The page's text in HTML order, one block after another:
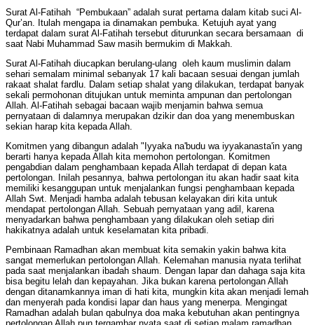
Surat Al-Fatihah “Pembukaan” adalah surat pertama dalam kitab suci Al-
Qur’an. Itulah mengapa ia dinamakan pembuka. Ketujuh ayat yang
terdapat dalam surat Al-Fatihah tersebut diturunkan secara bersamaan di
saat Nabi Muhammad Saw masih bermukim di Makkah.
Surat Al-Fatihah diucapkan berulang-ulang oleh kaum muslimin dalam
sehari semalam minimal sebanyak 17 kali bacaan sesuai dengan jumlah
rakaat shalat fardlu. Dalam setiap shalat yang dilakukan, terdapat banyak
sekali permohonan ditujukan untuk meminta ampunan dan pertolongan
Allah. Al-Fatihah sebagai bacaan wajib menjamin bahwa semua
pernyataan di dalamnya merupakan dzikir dan doa yang menembuskan
sekian harap kita kepada Allah.
Komitmen yang dibangun adalah "Iyyaka na'budu wa iyyakanasta'in yang
berarti hanya kepada Allah kita memohon pertolongan. Komitmen
pengabdian dalam penghambaan kepada Allah terdapat di depan kata
pertolongan. Inilah pesannya, bahwa pertolongan itu akan hadir saat kita
memiliki kesanggupan untuk menjalankan fungsi penghambaan kepada
Allah Swt. Menjadi hamba adalah tebusan kelayakan diri kita untuk
mendapat pertolongan Allah. Sebuah pernyataan yang adil, karena
menyadarkan bahwa penghambaan yang dilakukan oleh setiap diri
hakikatnya adalah untuk keselamatan kita pribadi.
Pembinaan Ramadhan akan membuat kita semakin yakin bahwa kita
sangat memerlukan pertolongan Allah. Kelemahan manusia nyata terlihat
pada saat menjalankan ibadah shaum. Dengan lapar dan dahaga saja kita
bisa begitu lelah dan kepayahan. Jika bukan karena pertolongan Allah
dengan ditanamkannya iman di hati kita, mungkin kita akan menjadi lemah
dan menyerah pada kondisi lapar dan haus yang menerpa. Mengingat
Ramadhan adalah bulan qabulnya doa maka kebutuhan akan pentingnya